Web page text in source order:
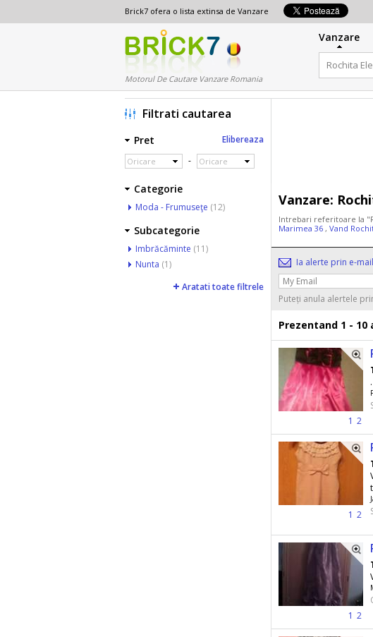
Brick7 ofera o lista extinsa de Vanzare
Motorul De Cautare Vanzare Romania
Vanzare
Vanzare:
Intrebari referitoare la
Marimea 36 , Vand
Ia alerte prin e-
Puteți anula alertele
Prezentand 1 - 10
1 2
1 2
1 2
Filtrati cautarea
Pret Elibereaza
Oricare - Oricare
Categorie
Moda - Frumuseţe (12)
Subcategorie
Imbrăcăminte (11)
Nunta (1)
Aratati toate filtrele